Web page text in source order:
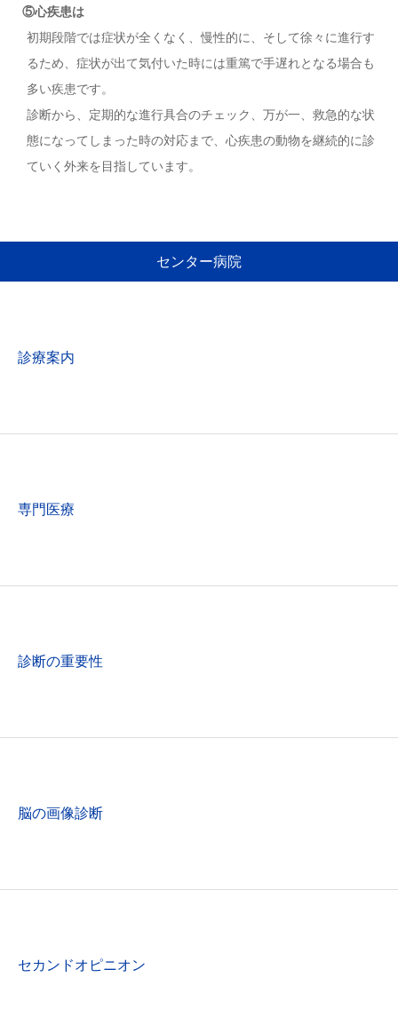
⑤心疾患は
初期段階では症状が全くなく、慢性的に、そして徐々に進行す
るため、症状が出て気付いた時には重篤で手遅れとなる場合も
多い疾患です。
診断から、定期的な進行具合のチェック、万が一、救急的な状
態になってしまった時の対応まで、心疾患の動物を継続的に診
ていく外来を目指しています。
センター病院
診療案内
専門医療
診断の重要性
脳の画像診断
セカンドオピニオン